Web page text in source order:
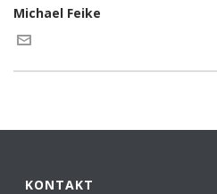
Michael Feike
KONTAKT